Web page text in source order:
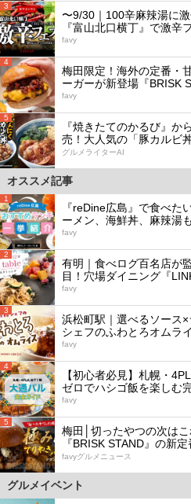
3
〜9/30｜100辛麻辣湯に激
『富山北口横丁』で激辛
favy
4
梅田限定！海外の定番・
ーガーが新登場『BRISK
favy
5
『焼きたてのかるび』か
売！大人気の「豚カルビ
グルメライターAI
オススメ記事
1
『reDine広島』で食べた
ーメン、海鮮丼、麻辣湯
favy
2
有明｜食べログ百名店が
目！穴場ダイニング『
favy
3
浜松町駅｜選べるソース
シェフのふわとろオムラ
favy
4
【初心者必見】札幌・
ゼロでハシゴ飯を楽しむ
favy
5
梅田│切ったやつの次は
『BRISK STAND』の新定
favyグルメニュース
グルメイベント